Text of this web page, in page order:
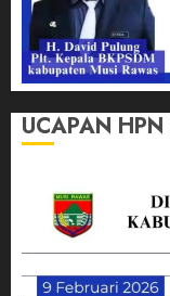
UCAPAN